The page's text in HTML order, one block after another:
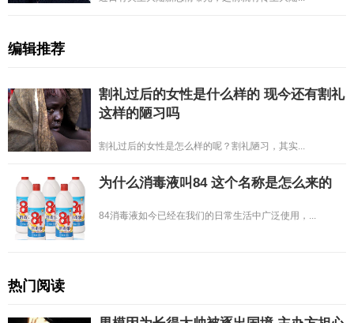
编辑推荐
割礼过后的女性是什么样的 现今还有割礼
这样的陋习吗
割礼过后的女性是怎么样的呢？割礼陋习，其实...
为什么消毒液叫84 这个名称是怎么来的
84消毒液如今已经在我们的日常生活中广泛使用，...
热门阅读